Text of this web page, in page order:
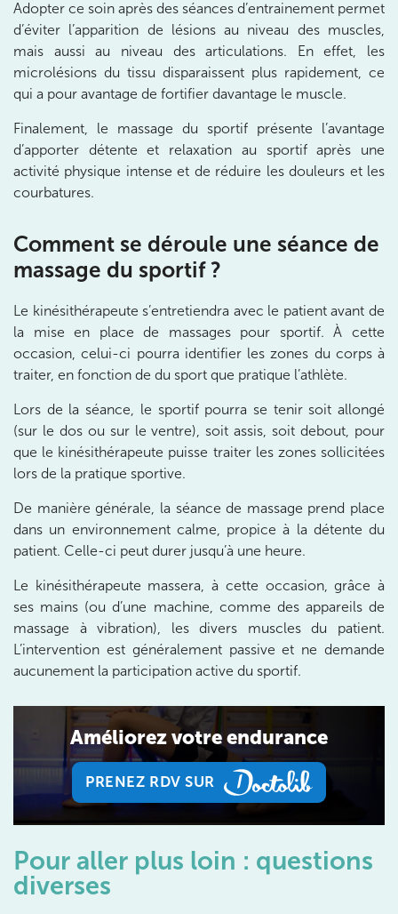
Adopter ce soin après des séances d’entrainement permet
d’éviter l’apparition de lésions au niveau des muscles,
mais aussi au niveau des articulations. En effet, les
microlésions du tissu disparaissent plus rapidement, ce
qui a pour avantage de fortifier davantage le muscle.
Finalement, le massage du sportif présente l’avantage
d’apporter détente et relaxation au sportif après une
activité physique intense et de réduire les douleurs et les
courbatures.
Comment se déroule une séance de
massage du sportif ?
Le kinésithérapeute s’entretiendra avec le patient avant de
la mise en place de massages pour sportif. À cette
occasion, celui-ci pourra identifier les zones du corps à
traiter, en fonction de du sport que pratique l’athlète.
Lors de la séance, le sportif pourra se tenir soit allongé
(sur le dos ou sur le ventre), soit assis, soit debout, pour
que le kinésithérapeute puisse traiter les zones sollicitées
lors de la pratique sportive.
De manière générale, la séance de massage prend place
dans un environnement calme, propice à la détente du
patient. Celle-ci peut durer jusqu’à une heure.
Le kinésithérapeute massera, à cette occasion, grâce à
ses mains (ou d’une machine, comme des appareils de
massage à vibration), les divers muscles du patient.
L’intervention est généralement passive et ne demande
aucunement la participation active du sportif.
Améliorez votre endurance
PRENEZ RDV SUR
PRENEZ RDV SUR
Pour aller plus loin : questions
diverses
Prenez RDV sur
IK Paris 11
10 Rue Roubo 75011 Paris
01 83 96 48 65
IK VANVES
5 Rue Monge 92170 Vanves
01 46 44 33 92
Prenez RDV sur
IK SAINT-GERMAIN
199 Bd Saint-Germain 75007 Paris
199 Bd Saint-Germain 75007 Paris
01 43 25 10 20
Prenez RDV sur
Prenez RDV sur
IK BOIS COLOMBES
1 Rue Mertens 92600 Bois-Colombes
Prenez RDV sur
Prenez RDV sur
IK OLYMPE SANTE ANTONY
28 Rue Velpeau 92160 Antony
28 Rue Velpeau 92160 Antony
01 76 21 71 41